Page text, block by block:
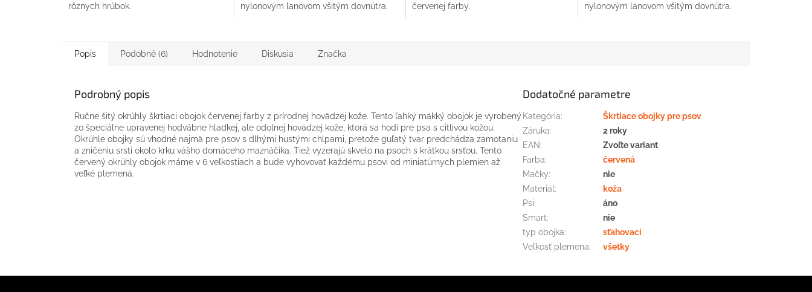
rôznych hrúbok.
nylonovým lanovom všitým dovnútra.
červenej farby.
nylonovým lanovom všitým dovnútra.
Popis Podobné (6) Hodnotenie Diskusia Značka
Podrobný popis
Ručne šitý okrúhly škrtiaci obojok červenej farby z prírodnej hovädzej kože. Tento ľahký mäkký obojok je vyrobený
zo špeciálne upravenej hodvábne hladkej, ale odolnej hovädzej kože, ktorá sa hodí pre psa s citlivou kožou.
Okrúhle obojky sú vhodné najmä pre psov s dlhými hustými chlpami, pretože guľatý tvar predchádza zamotaniu
a zničeniu srsti okolo krku vášho domáceho maznáčika. Tiež vyzerajú skvelo na psoch s krátkou srsťou. Tento
červený okrúhly obojok máme v 6 veľkostiach a bude vyhovovať každému psovi od miniatúrnych plemien až
veľké plemená.
Dodatočné parametre
Kategória:
Škrtiace obojky pre psov
Záruka:
2 roky
EAN:
Zvoľte variant
Farba:
červená
Mačky:
nie
Materiál :
koža
Psi:
áno
Smart:
nie
typ obojka:
sťahovací
Veľkosť plemena: všetky